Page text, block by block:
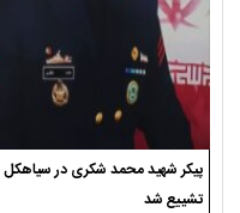
پیکر شهید محمد شکری در سیاهکل
تشییع شد